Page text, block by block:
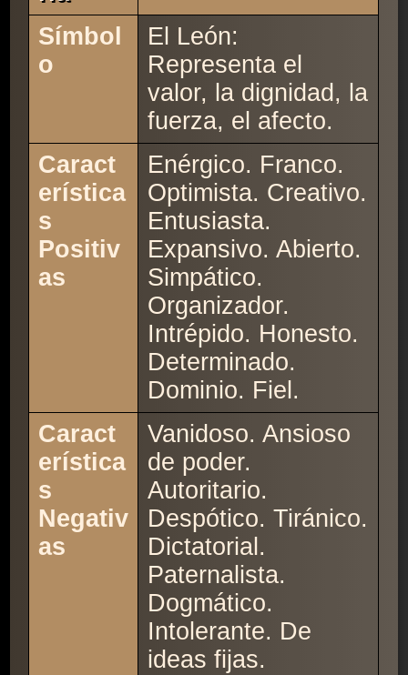
Símbol
o
El León:
Representa el
valor, la dignidad, la
fuerza, el afecto.
Caract
erística
s
Positiv
as
Enérgico. Franco.
Optimista. Creativo.
Entusiasta.
Expansivo. Abierto.
Simpático.
Organizador.
Intrépido. Honesto.
Determinado.
Dominio. Fiel.
Caract
erística
s
Negativ
as
Vanidoso. Ansioso
de poder.
Autoritario.
Despótico. Tiránico.
Dictatorial.
Paternalista.
Dogmático.
Intolerante. De
ideas fijas.